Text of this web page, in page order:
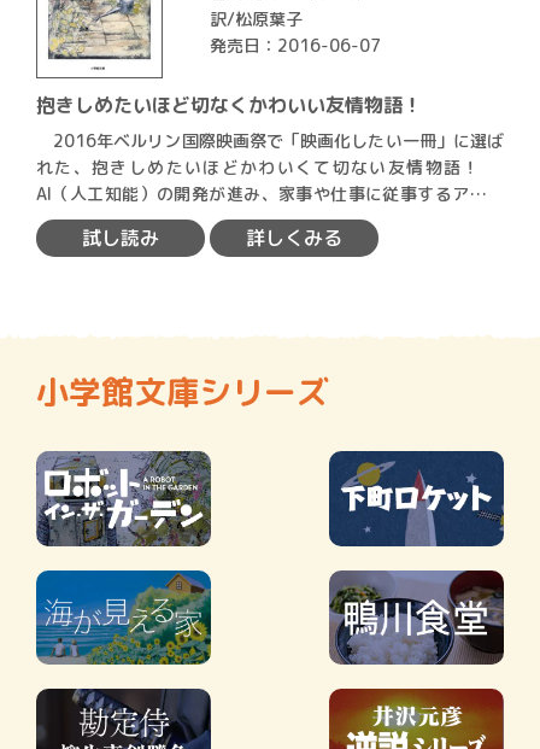
訳/松原葉子
発売日：2016-06-07
抱きしめたいほど切なくかわいい友情物語！
2016年ベルリン国際映画祭で「映画化したい一冊」に選ば
れた、抱きしめたいほどかわいくて切ない友情物語！
AI（人工知能）の開発が進み、家事や仕事に従事するアンド
ロ…
試し読み 詳しくみる
小学館文庫シリーズ